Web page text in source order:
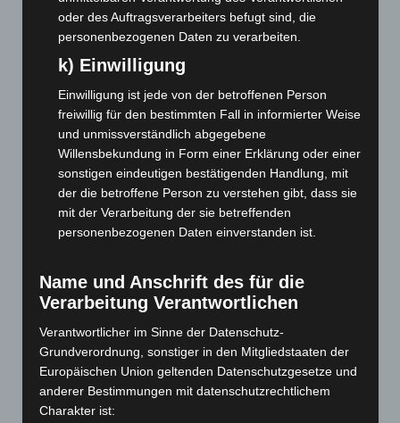
Juli 2026(73)
Juni 2026(139)
Mai 2026 (99)
April 2026(99)
März 2026(115)
Februar 2026
(109)
Januar 2026(122)
Dezember 2025(103)
November 2025
September 2025 (93)
August 2025(90)
Juli 2025(90)
Juni 2025(103)
Mai 2025(112)
April 2025(88)
oder des Auftragsverarbeiters befugt sind, die
personenbezogenen Daten zu verarbeiten.
k) Einwilligung
Einwilligung ist jede von der betroffenen Person
freiwillig für den bestimmten Fall in informierter Weise
und unmissverständlich abgegebene
Willensbekundung in Form einer Erklärung oder einer
sonstigen eindeutigen bestätigenden Handlung, mit
der die betroffene Person zu verstehen gibt, dass sie
mit der Verarbeitung der sie betreffenden
personenbezogenen Daten einverstanden ist.
Name und Anschrift des für die
Verarbeitung Verantwortlichen
Verantwortlicher im Sinne der Datenschutz-
Grundverordnung, sonstiger in den Mitgliedstaaten der
Europäischen Union geltenden Datenschutzgesetze und
anderer Bestimmungen mit datenschutzrechtlichem
Charakter ist: